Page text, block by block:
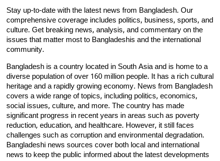
Stay up-to-date with the latest news from Bangladesh. Our
comprehensive coverage includes politics, business, sports, and
culture. Get breaking news, analysis, and commentary on the
issues that matter most to Bangladeshis and the international
community.
Bangladesh is a country located in South Asia and is home to a
diverse population of over 160 million people. It has a rich cultural
heritage and a rapidly growing economy. News from Bangladesh
covers a wide range of topics, including politics, economics,
social issues, culture, and more. The country has made
significant progress in recent years in areas such as poverty
reduction, education, and healthcare. However, it still faces
challenges such as corruption and environmental degradation.
Bangladeshi news sources cover both local and international
news to keep the public informed about the latest developments